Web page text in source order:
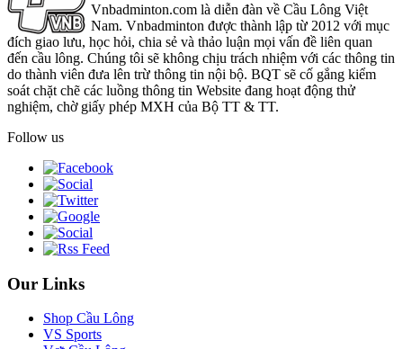
Vnbadminton.com là diễn đàn về Cầu Lông Việt
Nam. Vnbadminton được thành lập từ 2012 với mục
đích giao lưu, học hỏi, chia sẻ và thảo luận mọi vấn đề liên quan
đến cầu lông. Chúng tôi sẽ không chịu trách nhiệm với các thông tin
do thành viên đưa lên trừ thông tin nội bộ. BQT sẽ cố gắng kiểm
soát chặt chẽ các luồng thông tin Website đang hoạt động thử
nghiệm, chờ giấy phép MXH của Bộ TT & TT.
Follow us
Our Links
Shop Cầu Lông
VS Sports